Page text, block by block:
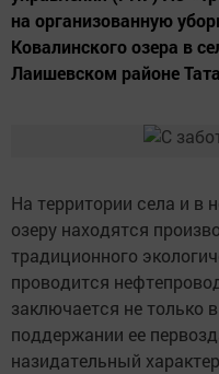
на организованную
Ковалинского озера в
Лаишевском районе
На территории села и в
озеру находятся
традиционного
проводится
заключается не только
поддержании ее
назидательный